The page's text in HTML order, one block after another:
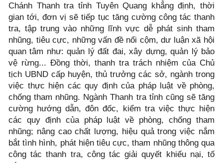
Chánh Thanh tra tỉnh Tuyên Quang khẳng định, thời
gian tới, đơn vị sẽ tiếp tục tăng cường công tác thanh
tra, tập trung vào những lĩnh vực dễ phát sinh tham
nhũng, tiêu cực, những vấn đề nổi cộm, dư luận xã hội
quan tâm như: quản lý đất đai, xây dựng, quản lý bảo
vệ rừng... Đồng thời, thanh tra trách nhiệm của Chủ
tịch UBND cấp huyện, thủ trưởng các sở, ngành trong
việc thực hiện các quy định của pháp luật về phòng,
chống tham nhũng. Ngành Thanh tra tỉnh cũng sẽ tăng
cường hướng dẫn, đôn đốc, kiểm tra việc thực hiện
các quy định của pháp luật về phòng, chống tham
nhũng; nâng cao chất lượng, hiệu quả trong việc nắm
bắt tình hình, phát hiện tiêu cực, tham nhũng thông qua
công tác thanh tra, công tác giải quyết khiếu nại, tố